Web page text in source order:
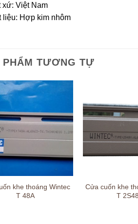
xứ: Việt Nam
liệu: Hợp kim nhôm
PHẨM TƯƠNG TỰ
khe thoáng Wintec
T 48A
Cửa cuốn khe
T